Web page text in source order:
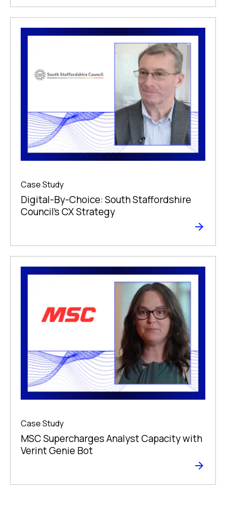
Case Study
Digital-By-Choice: South Staffordshire
Council’s CX Strategy
Case Study
MSC Supercharges Analyst Capacity with
Verint Genie Bot